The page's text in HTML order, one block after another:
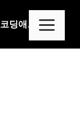
코딩애드센스